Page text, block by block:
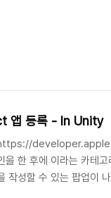
앱 등록 - In Unity
한 후에 이라는 카테고
작성할 수 있는 팝업